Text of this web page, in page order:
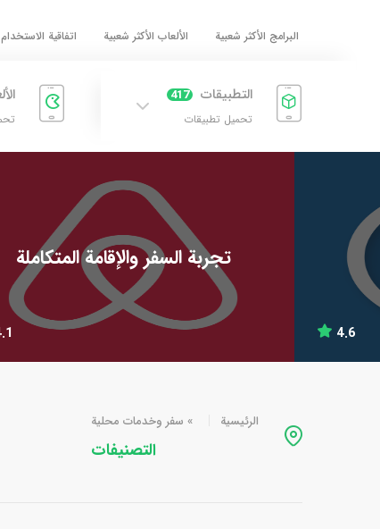
البرامج الأكثر شعبية الألعاب الأكثر شعبية اتفاقية الاستخدام
التطبيقات 417
تحميل تطبيقات
4.6
تجربة السفر والإقامة المتكاملة
الرئيسية » سفر وخدمات محلية
التصنيفات